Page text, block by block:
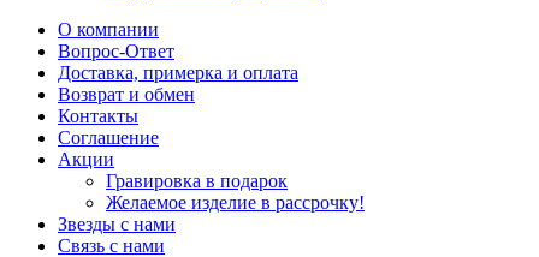
О компании
Вопрос-Ответ
Доставка, примерка и оплата
Возврат и обмен
Контакты
Соглашение
Акции
Гравировка в подарок
Желаемое изделие в рассрочку!
Звезды с нами
Связь с нами